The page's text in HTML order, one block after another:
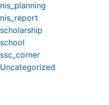
nis_planning
nis_report
scholarship
school
ssc_corner
Uncategorized